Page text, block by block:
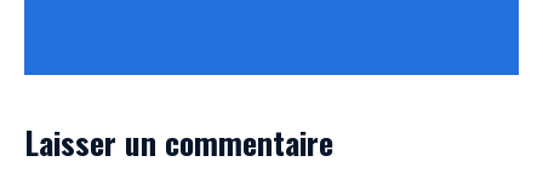
Laisser un commentaire